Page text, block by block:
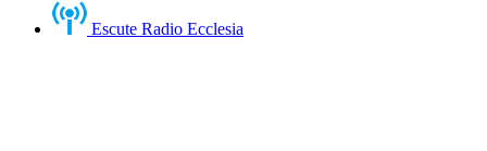
Escute Radio Ecclesia